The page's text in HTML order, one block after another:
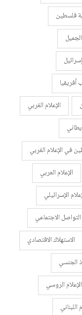
فلسطين
الإعلام الغربي
في الإعلام الغربي
الإعلام العربي
الإسرائيلي
الاجتماعي
الاستهلاك الاقتصادي
الجنسي
الإعلام الروسي
اللبناني